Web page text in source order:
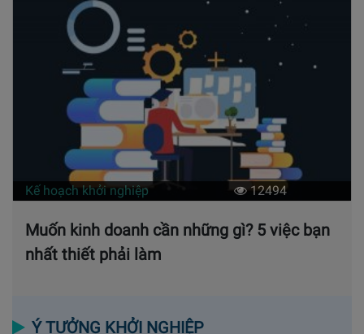
Kế hoạch khởi nghiệp 12494
Muốn kinh doanh cần những gì? 5 việc bạn
nhất thiết phải làm
Ý TƯỞNG KHỞI NGHIỆP